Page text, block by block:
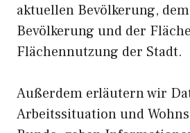
aktuellen Bevölkerung,
Bevölkerung und der
Flächennutzung der Stadt.
Außerdem erläutern wir
Arbeitssituation und